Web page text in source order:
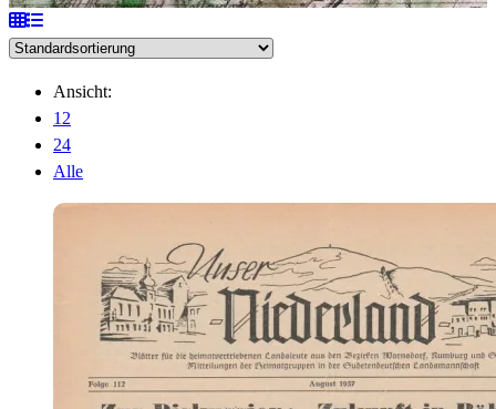
Ansicht:
12
24
Alle